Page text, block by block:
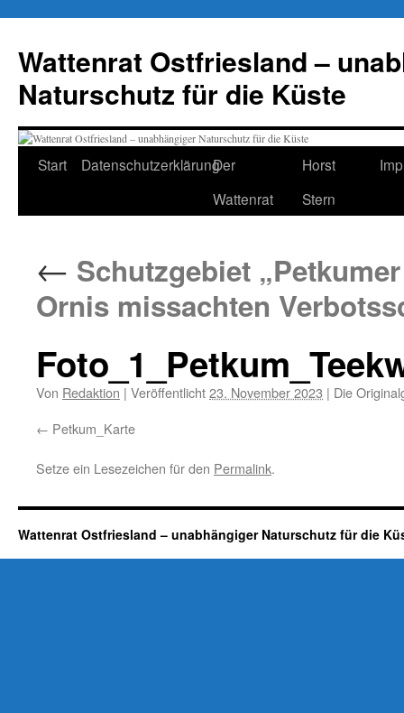
springen
Wattenrat Ostfriesland –
Naturschutz für die Küste
Start DatenschutzerklärungDer
Wattenrat
Horst
Stern
← Schutzgebiet
Ornis missachten
Von Redaktion | Veröffentlicht23. November 2023 | Die
Petkum_Karte
Setze ein Lesezeichen für den Permalink.
Wattenrat Ostfriesland – unabhängiger Naturschutz für die